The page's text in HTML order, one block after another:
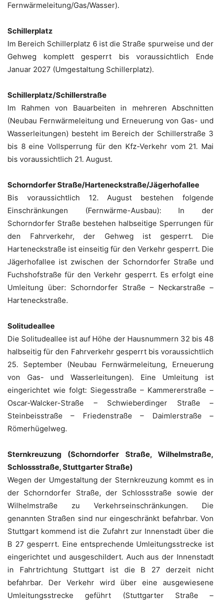
Fernwärmeleitung/Gas/Wasser).
Schillerplatz
Im Bereich Schillerplatz 6 ist die Straße spurweise und der
Gehweg komplett gesperrt bis voraussichtlich Ende
Januar 2027 (Umgestaltung Schillerplatz).
Schillerplatz/Schillerstraße
Im Rahmen von Bauarbeiten in mehreren Abschnitten
(Neubau Fernwärmeleitung und Erneuerung von Gas- und
Wasserleitungen) besteht im Bereich der Schillerstraße 3
bis 8 eine Vollsperrung für den Kfz-Verkehr vom 21. Mai
bis voraussichtlich 21. August.
Schorndorfer Straße/Harteneckstraße/Jägerhofallee
Bis voraussichtlich 12. August bestehen folgende
Einschränkungen (Fernwärme-Ausbau): In der
Schorndorfer Straße bestehen halbseitige Sperrungen für
den Fahrverkehr, der Gehweg ist gesperrt. Die
Harteneckstraße ist einseitig für den Verkehr gesperrt. Die
Jägerhofallee ist zwischen der Schorndorfer Straße und
Fuchshofstraße für den Verkehr gesperrt. Es erfolgt eine
Umleitung über: Schorndorfer Straße – Neckarstraße –
Harteneckstraße.
Solitudeallee
Die Solitudeallee ist auf Höhe der Hausnummern 32 bis 48
halbseitig für den Fahrverkehr gesperrt bis voraussichtlich
25. September (Neubau Fernwärmeleitung, Erneuerung
von Gas- und Wasserleitungen). Eine Umleitung ist
eingerichtet wie folgt: Siegesstraße – Kammererstraße –
Oscar-Walcker-Straße – Schwieberdinger Straße –
Steinbeisstraße – Friedenstraße – Daimlerstraße –
Römerhügelweg.
Sternkreuzung (Schorndorfer Straße, Wilhelmstraße,
Schlossstraße, Stuttgarter Straße)
Wegen der Umgestaltung der Sternkreuzung kommt es in
der Schorndorfer Straße, der Schlossstraße sowie der
Wilhelmstraße zu Verkehrseinschränkungen. Die
genannten Straßen sind nur eingeschränkt befahrbar. Von
Stuttgart kommend ist die Zufahrt zur Innenstadt über die
B 27 gesperrt. Eine entsprechende Umleitungsstrecke ist
eingerichtet und ausgeschildert. Auch aus der Innenstadt
in Fahrtrichtung Stuttgart ist die B 27 derzeit nicht
befahrbar. Der Verkehr wird über eine ausgewiesene
Umleitungsstrecke geführt (Stuttgarter Straße –